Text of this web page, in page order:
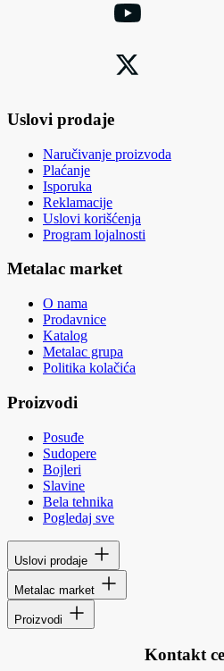
Uslovi prodaje
Naručivanje proizvoda
Plaćanje
Isporuka
Reklamacije
Uslovi korišćenja
Program lojalnosti
Metalac market
O nama
Prodavnice
Katalog
Metalac grupa
Politika kolačića
Proizvodi
Posuđe
Sudopere
Bojleri
Slavine
Bela tehnika
Pogledaj sve
Uslovi prodaje
Metalac market
Proizvodi
Kontakt